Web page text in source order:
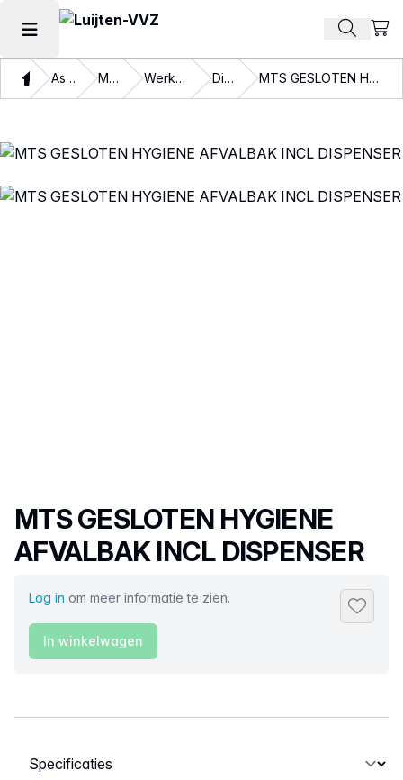
Hoofdmenu openen Zoek
ThuisAssortiment Materialen Werkplaatsinrichting Dispensers MTS GESLOTEN HYGIENE AFVALBAK INCL DISPENSER
Productnaam
MTS GESLOTEN HYGIENE
AFVALBAK INCL DISPENSER
Log in om meer informatie te zien.
In winkelwagen
Selecteer een tabblad